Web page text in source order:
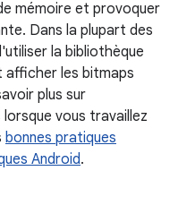
mémoire et provoquer
Dans la plupart des
la bibliothèque
afficher les bitmaps
plus sur
vous travaillez
bonnes pratiques
Android.